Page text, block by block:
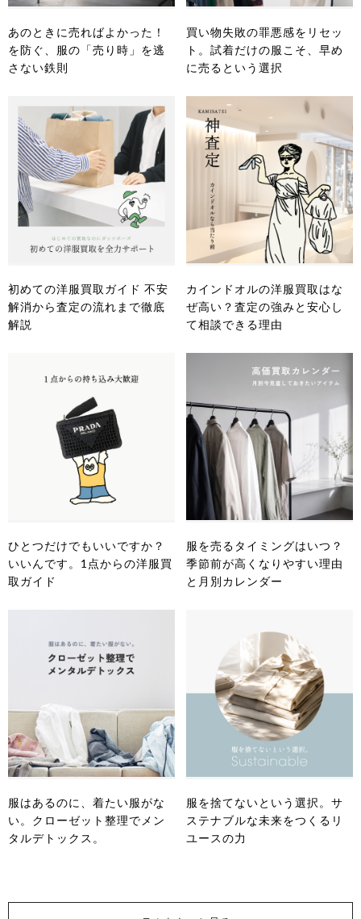
あのときに売ればよかった！
を防ぐ、服の「売り時」を逃
さない鉄則
買い物失敗の罪悪感をリセッ
ト。試着だけの服こそ、早め
に売るという選択
初めての洋服買取ガイド 不安
解消から査定の流れまで徹底
解説
カインドオルの洋服買取はな
ぜ高い？査定の強みと安心し
て相談できる理由
ひとつだけでもいいですか？
いいんです。1点からの洋服買
取ガイド
服を売るタイミングはいつ？
季節前が高くなりやすい理由
と月別カレンダー
服はあるのに、着たい服がな
い。クローゼット整理でメン
タルデトックス。
服を捨てないという選択。サ
ステナブルな未来をつくるリ
ユースの力